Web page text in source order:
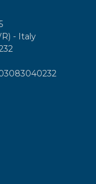
- Italy